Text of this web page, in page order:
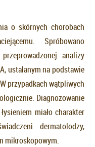
o skórnych chorobach
Spróbowano
analizy
ustalanym na podstawie
przypadkach wątpliwych
Diagnozowanie
miało charakter
dermatolodzy,
mikroskopowym.